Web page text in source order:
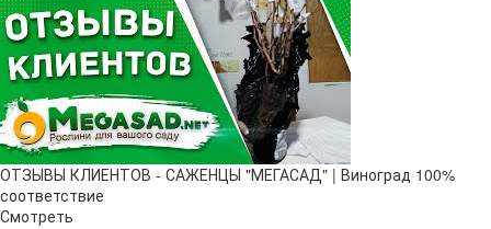
ОТЗЫВЫ КЛИЕНТОВ - САЖЕНЦЫ "МЕГАСАД" | Виноград 100%
соответствие
Смотреть